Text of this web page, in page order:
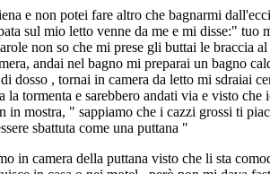
e non potei fare altro che bagnarmi
sul mio letto venne da me e mi disse:" tuo
non so che mi prese gli buttai le braccia
andai nel bagno mi preparai un bagno
, tornai in camera da letto mi sdraiai
tormenta e sarebbero andati via e visto
mostra, " sappiamo che i cazzi grossi ti
sbattuta come una puttana "
camera della puttana visto che li sta